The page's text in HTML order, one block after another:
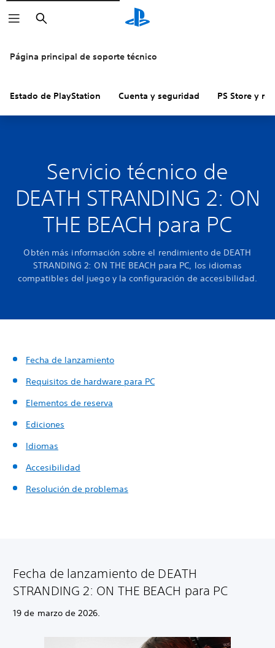
Buscar
Página principal de soporte técnico
Estado de PlayStation Cuenta y seguridad PS Store y
Servicio técnico de
DEATH STRANDING 2: ON
THE BEACH para PC
Obtén más información sobre el rendimiento de DEATH
STRANDING 2: ON THE BEACH para PC, los idiomas
compatibles del juego y la configuración de accesibilidad.
Fecha de lanzamiento
Requisitos de hardware para PC
Elementos de reserva
Ediciones
Idiomas
Accesibilidad
Resolución de problemas
Fecha de lanzamiento de DEATH
STRANDING 2: ON THE BEACH para PC
19 de marzo de 2026.